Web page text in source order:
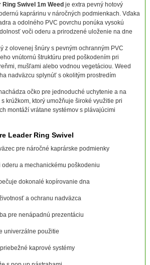
Swivel 1m Weedje extra pevný hotový
kaprárinu v náročných podmienkach. Vďaka
a odolného PVC povrchu ponúka vysokú
voči oderu a prirodzené uloženie na dne
z olovenej šnúry s pevným ochranným PVC
vnútornú štruktúru pred poškodením pri
mušľami alebo vodnou vegetáciou. Weed
nadväzcu splynúť s okolitým prostredím
očko pre jednoduché uchytenie a na
krúžkom, ktorý umožňuje široké využitie pri
montáží vrátane systémov s plávajúcimi
Leader Ring Swivel
pre náročné kaprárske podmienky
a mechanickému poškodeniu
dokonalé kopírovanie dna
a ochranu nadväzca
pre nenápadnú prezentáciu
univerzálne použitie
kaprové systémy